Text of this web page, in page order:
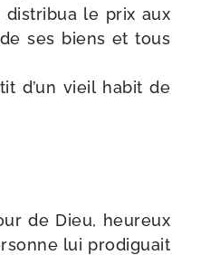
le prix aux
ses biens et tous
d’un vieil habit de
de Dieu, heu­reux
lui pro­di­guait